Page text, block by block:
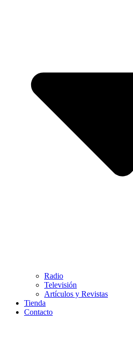
Radio
Televisión
Artículos y Revistas
Tienda
Contacto